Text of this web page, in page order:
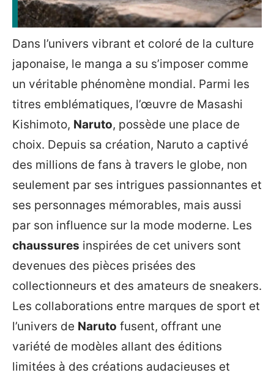
Dans l’univers vibrant et coloré de la culture
japonaise, le manga a su s’imposer comme
un véritable phénomène mondial. Parmi les
titres emblématiques, l’œuvre de Masashi
Kishimoto, Naruto, possède une place de
choix. Depuis sa création, Naruto a captivé
des millions de fans à travers le globe, non
seulement par ses intrigues passionnantes et
ses personnages mémorables, mais aussi
par son influence sur la mode moderne. Les
chaussures inspirées de cet univers sont
devenues des pièces prisées des
collectionneurs et des amateurs de sneakers.
Les collaborations entre marques de sport et
l’univers de Naruto fusent, offrant une
variété de modèles allant des éditions
limitées à des créations audacieuses et